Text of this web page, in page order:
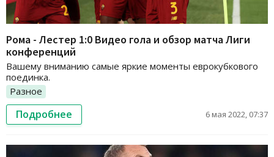
Рома - Лестер 1:0 Видео гола и обзор матча Лиги
конференций
Вашему вниманию самые яркие моменты еврокубкового
поединка.
Разное
Подробнее 6 мая 2022, 07:37